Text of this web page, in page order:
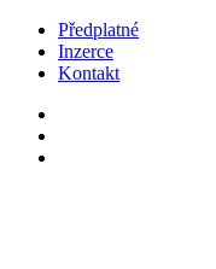
Předplatné
Inzerce
Kontakt